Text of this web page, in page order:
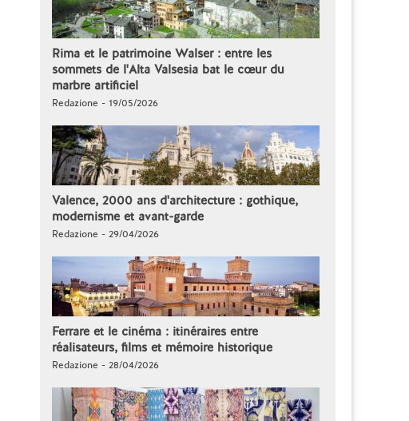
Rima et le patrimoine Walser : entre les
sommets de l'Alta Valsesia bat le cœur du
marbre artificiel
Redazione - 19/05/2026
Valence, 2000 ans d'architecture : gothique,
modernisme et avant-garde
Redazione - 29/04/2026
Ferrare et le cinéma : itinéraires entre
réalisateurs, films et mémoire historique
Redazione - 28/04/2026